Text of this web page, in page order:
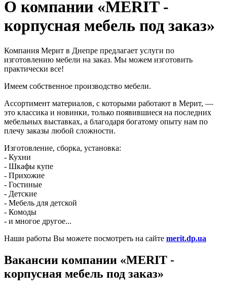
О компании «MERIT -
корпусная мебель под заказ»
Компания Мерит в Днепре предлагает услуги по
изготовлению мебели на заказ. Мы можем изготовить
практически все!
Имеем собственное производство мебели.
Ассортимент материалов, с которыми работают в Мерит, —
это классика и новинки, только появившиеся на последних
мебельных выставках, а благодаря богатому опыту нам по
плечу заказы любой сложности.
Изготовление, сборка, установка:
- Кухни
- Шкафы купе
- Прихожие
- Гостиные
- Детские
- Мебель для детской
- Комоды
- и многое другое...
Наши работы Вы можете посмотреть на сайте merit.dp.ua
Вакансии компании «MERIT -
корпусная мебель под заказ»